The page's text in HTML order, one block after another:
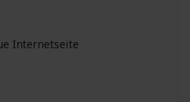
Internetseite